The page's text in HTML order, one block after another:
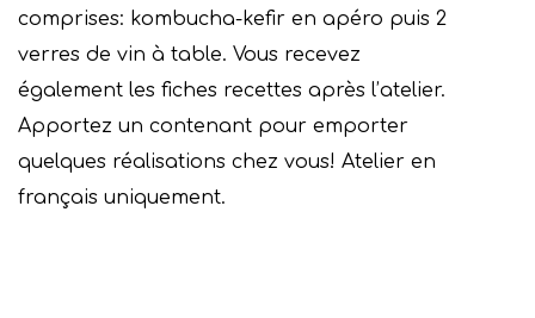
comprises: kombucha-kefir en apéro puis 2
verres de vin à table. Vous recevez
également les fiches recettes après l’atelier.
Apportez un contenant pour emporter
quelques réalisations chez vous! Atelier en
français uniquement.